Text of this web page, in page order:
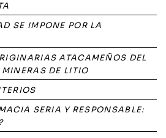
SE IMPONE POR LA
ATACAMEÑOS DEL
DE LITIO
SERIA Y RESPONSABLE: